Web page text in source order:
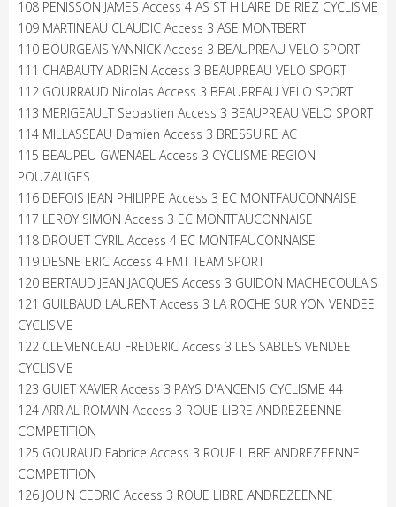
108 PENISSON JAMES Access 4 AS ST HILAIRE DE RIEZ CYCLISME
109 MARTINEAU CLAUDIC Access 3 ASE MONTBERT
110 BOURGEAIS YANNICK Access 3 BEAUPREAU VELO SPORT
111 CHABAUTY ADRIEN Access 3 BEAUPREAU VELO SPORT
112 GOURRAUD Nicolas Access 3 BEAUPREAU VELO SPORT
113 MERIGEAULT Sebastien Access 3 BEAUPREAU VELO SPORT
114 MILLASSEAU Damien Access 3 BRESSUIRE AC
115 BEAUPEU GWENAEL Access 3 CYCLISME REGION
POUZAUGES
116 DEFOIS JEAN PHILIPPE Access 3 EC MONTFAUCONNAISE
117 LEROY SIMON Access 3 EC MONTFAUCONNAISE
118 DROUET CYRIL Access 4 EC MONTFAUCONNAISE
119 DESNE ERIC Access 4 FMT TEAM SPORT
120 BERTAUD JEAN JACQUES Access 3 GUIDON MACHECOULAIS
121 GUILBAUD LAURENT Access 3 LA ROCHE SUR YON VENDEE
CYCLISME
122 CLEMENCEAU FREDERIC Access 3 LES SABLES VENDEE
CYCLISME
123 GUIET XAVIER Access 3 PAYS D'ANCENIS CYCLISME 44
124 ARRIAL ROMAIN Access 3 ROUE LIBRE ANDREZEENNE
COMPETITION
125 GOURAUD Fabrice Access 3 ROUE LIBRE ANDREZEENNE
COMPETITION
126 JOUIN CEDRIC Access 3 ROUE LIBRE ANDREZEENNE